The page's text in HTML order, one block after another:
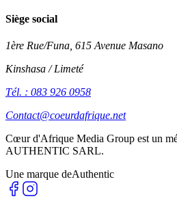
Siège social
1ère Rue/Funa, 615 Avenue Masano
Kinshasa / Limeté
Tél. : 083 926 0958
Contact@coeurdafrique.net
Cœur d'Afrique Media Group est un
AUTHENTIC SARL.
Une marque deAuthentic